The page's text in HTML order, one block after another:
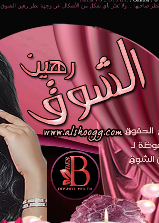
صاحبها ... ولا تعبّر بأي شكل من الأشكال عن وجهة نظر رهين الشوق